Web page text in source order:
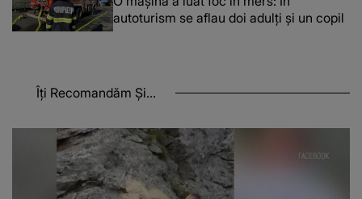
autoturism se aflau doi adulți și un copil
Îți Recomandăm Și...